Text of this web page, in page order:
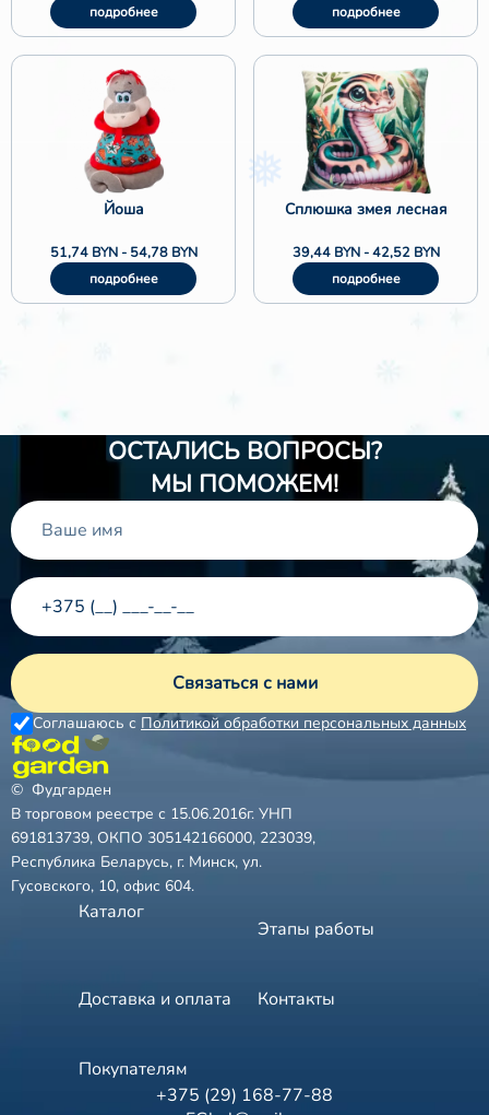
подробнее подробнее
Йоша
51,74 BYN - 54,78 BYN
подробнее
Сплюшка змея лесная
39,44 BYN -42,52 BYN
подробнее
ОСТАЛИСЬ ВОПРОСЫ?
МЫ ПОМОЖЕМ!
Связаться с нами
Соглашаюсь с Политикой обработки персональных данных
© Фудгарден
В торговом реестре с 15.06.2016г. УНП
691813739, ОКПО 305142166000, 223039,
Республика Беларусь, г. Минск, ул.
Гусовского, 10, офис 604.
Каталог
Этапы работы
Доставка и оплата Контакты
Покупателям
+375 (29) 168-77-88
❄
❅
❅